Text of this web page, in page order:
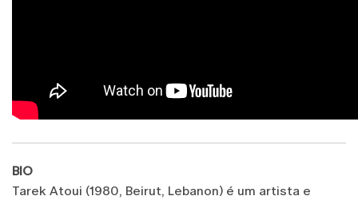
BIO
Tarek Atoui (1980, Beirut, Lebanon) é um artista e